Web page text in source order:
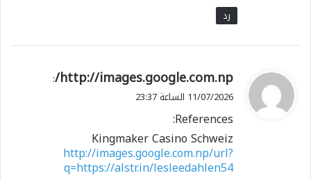
رد
ي
ق
ل
http://images.google.com.np/
:
11/07/2026 الساعة 23:37
References:
Kingmaker Casino Schweiz
http://images.google.com.np/url?
q=https://alstr.in/lesleedahlen54